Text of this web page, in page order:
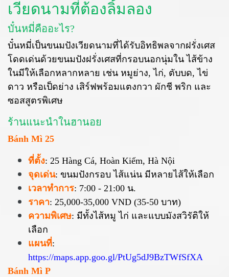
เวียดนามที่ต้องลิ้มลอง
บั๋นหมี่คืออะไร?
บั๋นหมี่เป็นขนมปังเวียดนามที่ได้รับอิทธิพลจากฝรั่งเศส
โดดเด่นด้วยขนมปังฝรั่งเศสที่กรอบนอกนุ่มใน ไส้ข้าง
ในมีให้เลือกหลากหลาย เช่น หมูย่าง, ไก่, ตับบด, ไข่
ดาว หรือเป็ดย่าง เสิร์ฟพร้อมแตงกวา ผักชี พริก และ
ซอสสูตรพิเศษ
ร้านแนะนำในฮานอย
Bánh Mì 25
ที่ตั้ง: 25 Hàng Cá, Hoàn Kiếm, Hà Nội
จุดเด่น: ขนมปังกรอบ ไส้แน่น มีหลายไส้ให้เลือก
เวลาทำการ: 7:00 - 21:00 น.
ราคา: 25,000-35,000 VND (35-50 บาท)
ความพิเศษ: มีทั้งไส้หมู ไก่ และแบบมังสวิรัติให้
เลือก
แผนที่:
https://maps.app.goo.gl/PtUg5dJ9BzTWfSfXA
Bánh Mì P